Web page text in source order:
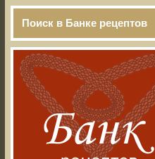
Поиск в Банке рецептов